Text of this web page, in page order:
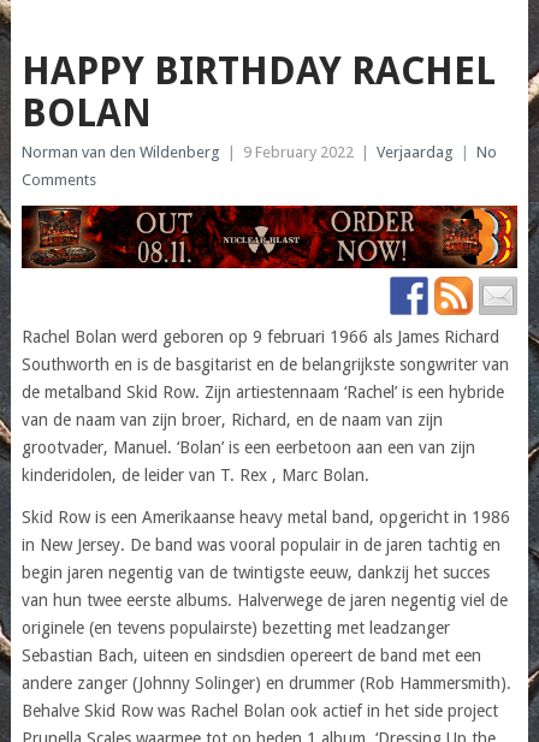
HAPPY BIRTHDAY RACHEL
BOLAN
Norman van den Wildenberg 9 February 2022 Verjaardag
No
Comments
Rachel Bolan werd geboren op 9 februari 1966 als James Richard
Southworth en is de basgitarist en de belangrijkste songwriter van
de metalband Skid Row. Zijn artiestennaam ‘Rachel’ is een hybride
van de naam van zijn broer, Richard, en de naam van zijn
grootvader, Manuel. ‘Bolan’ is een eerbetoon aan een van zijn
kinderidolen, de leider van T. Rex , Marc Bolan.
Skid Row is een Amerikaanse heavy metal band, opgericht in 1986
in New Jersey. De band was vooral populair in de jaren tachtig en
begin jaren negentig van de twintigste eeuw, dankzij het succes
van hun twee eerste albums. Halverwege de jaren negentig viel de
originele (en tevens populairste) bezetting met leadzanger
Sebastian Bach, uiteen en sindsdien opereert de band met een
andere zanger (Johnny Solinger) en drummer (Rob Hammersmith).
Behalve Skid Row was Rachel Bolan ook actief in het side project
Prunella Scales waarmee tot op heden 1 album. ‘Dressing Up the